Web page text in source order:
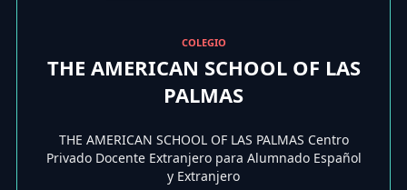
COLEGIO
THE AMERICAN SCHOOL OF LAS
PALMAS
THE AMERICAN SCHOOL OF LAS PALMAS Centro
Privado Docente Extranjero para Alumnado Español
y Extranjero